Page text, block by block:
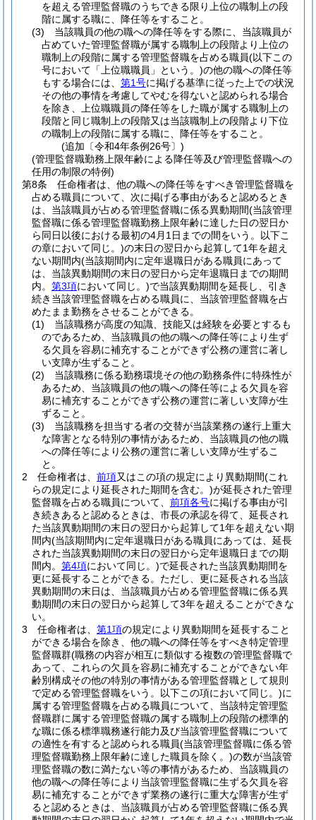
を超える管理監督職のうちできる限り上位の職制上の段
階に属する職に、降任等をすること。
(3)
当該職員の他の職への降任等をする際に、当該職員が
占めていた管理監督職が属する職制上の段階より上位の
職制上の段階に属する管理監督職を占める職員(以下この
号において「上位職職員」という。)の他の職への降任等
もする場合には、 第1号に掲げる基準に従った上での状況
その他の事情を考慮してやむを得ないと認められる場合
を除き、上位職職員の降任等をした職が属する職制上の
段階と同じ職制上の段階又は当該職制上の段階より下位
の職制上の段階に属する職に、降任等をすること。
(追加〔令和4年条例26号〕)
(管理監督職勤務上限年齢による降任等及び管理監督職への
任用の制限の特例)
第8条
任命権者は、他の職への降任等をすべき管理監督職を
占める職員について、次に掲げる事由があると認めるとき
は、当該職員が占める管理監督職に係る異動期間(当該管理
監督職に係る管理監督職勤務上限年齢に達した日の翌日か
ら同日以後における最初の4月1日までの間をいう。以下こ
の章において同じ。)の末日の翌日から起算して1年を超え
ない期間内(当該期間内に定年退職日がある職員にあって
は、当該異動期間の末日の翌日から定年退職日までの期間
内。 第3項において同じ。)で当該異動期間を延長し、引き
続き当該管理監督職を占める職員に、当該管理監督職を占
めたまま勤務をさせることができる。
(1)
当該職務が高度の知識、技能又は経験を必要とするも
のであるため、当該職員の他の職への降任等により生ず
る欠員を容易に補充することができず公務の運営に著し
い支障が生ずること。
(2)
当該職務に係る勤務環境その他の勤務条件に特殊性が
あるため、当該職員の他の職への降任等による欠員を容
易に補充することができず公務の運営に著しい支障が生
ずること。
(3)
当該職務を担当する者の交替が当該業務の遂行上重大
な障害となる特別の事情があるため、当該職員の他の職
への降任等により公務の運営に著しい支障が生ずるこ
と。
2
任命権者は、 前項又はこの項の規定により異動期間(これ
らの規定により延長された期間を含む。)が延長された管理
監督職を占める職員について、 前項各号に掲げる事由が引
き続きあると認めるときは、市長の承認を得て、延長され
た当該異動期間の末日の翌日から起算して1年を超えない期
間内(当該期間内に定年退職日がある職員にあっては、延長
された当該異動期間の末日の翌日から定年退職日までの期
間内。 第4項において同じ。)で延長された当該異動期間を
更に延長することができる。 ただし、更に延長される当該
異動期間の末日は、当該職員が占める管理監督職に係る異
動期間の末日の翌日から起算して3年を超えることができな
い。
3
任命権者は、 第1項の規定により異動期間を延長すること
ができる場合を除き、他の職への降任等をすべき特定管理
監督職群(職務の内容が相互に類似する複数の管理監督職で
あって、これらの欠員を容易に補充することができない年
齢別構成その他の特別の事情がある管理監督職として規則
で定める管理監督職をいう。以下この項において同じ。)に
属する管理監督職を占める職員について、当該特定管理監
督職群に属する管理監督職の属する職制上の段階の標準的
な職に係る標準職務遂行能力及び当該管理監督職について
の適性を有すると認められる職員(当該管理監督職に係る管
理監督職勤務上限年齢に達した職員を除く。)の数が当該管
理監督職の数に満たない等の事情があるため、当該職員の
他の職への降任等により当該管理監督職に生ずる欠員を容
易に補充することができず業務の遂行に重大な障害が生ず
ると認めるときは、当該職員が占める管理監督職に係る異